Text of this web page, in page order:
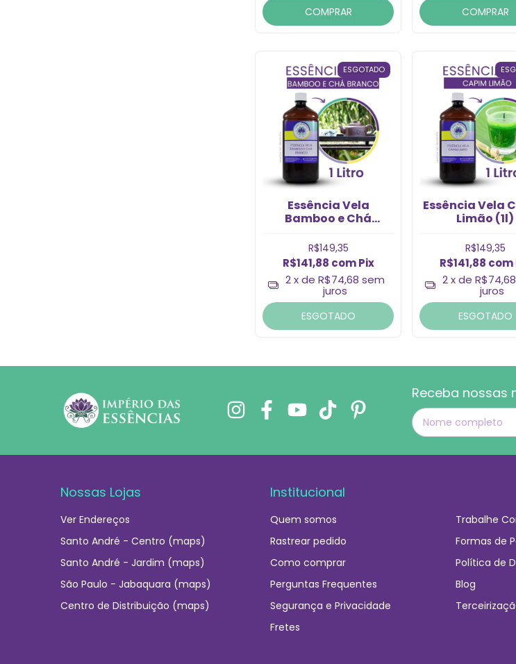
COMPRAR COMPRAR
ESGOTADO
Essência Vela
Bamboo e Ch
R$149,35
R$141,88 com Pix
2 x de R$74,68 sem
juros
ESGOTADO
Essência Vela
Limão (1l)
R$149,35
R$141,88 com
2x de R$74,68
juros
ESGOTADO
Receba nossas
Nossas Lojas
Ver Endereços
Santo André - Centro (maps)
Santo André - Jardim (maps)
São Paulo - Jabaquara (maps)
Centro de Distribuição (maps)
Institucional
Quem somos
Rastrear pedido
Como comprar
Perguntas Frequentes
Segurança e Privacidade
Fretes
Trabalhe
Formas de
Política de
Blog